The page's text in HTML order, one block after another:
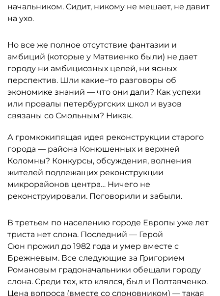
начальником. Сидит, никому не мешает, не давит
на ухо.
Но все же полное отсутствие фантазии и
амбиций (которые у Матвиенко были) не дает
городу ни амбициозных целей, ни ясных
перспектив. Шли какие–то разговоры об
экономике знаний — что они дали? Как успехи
или провалы петербургских школ и вузов
связаны со Смольным? Никак.
А громкокипящая идея реконструкции старого
города — района Конюшенных и верхней
Коломны? Конкурсы, обсуждения, волнения
жителей подлежащих реконструкции
микрорайонов центра… Ничего не
реконструировали. Поговорили и забыли.
В третьем по населению городе Европы уже лет
триста нет слона. Последний — Герой
Сюн прожил до 1982 года и умер вместе с
Брежневым. Все следующие за Григорием
Романовым градоначальники обещали городу
слона. Среди тех, кто клялся, был и Полтавченко.
Цена вопроса (вместе со слоновником) — такая